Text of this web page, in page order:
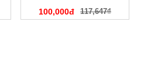
100,000đ 117,647₫